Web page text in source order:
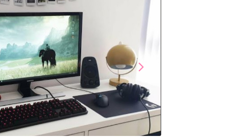
arrow_forward_iosNext